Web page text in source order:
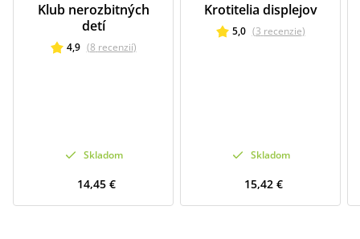
Klub nerozbitných
detí
4,9 (8 recenzií)
Skladom
14,45 €
Krotitelia displejov
5,0 (3 recenzie)
Skladom
15,42 €